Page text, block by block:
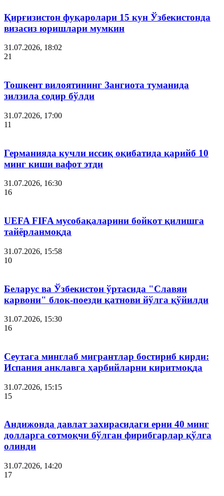
Қирғизистон фуқаролари 15 кун Ўзбекистонда
визасиз юришлари мумкин
31.07.2026, 18:02
21
Тошкент вилоятининг Зангиота туманида
зилзила содир бўлди
31.07.2026, 17:00
11
Германияда кучли иссиқ оқибатида қарийб 10
минг киши вафот этди
31.07.2026, 16:30
16
UEFA FIFA мусобақаларини бойкот қилишга
тайёрланмоқда
31.07.2026, 15:58
10
Беларус ва Ўзбекистон ўртасида "Славян
карвони" блок-поезди қатнови йўлга қўйилди
31.07.2026, 15:30
16
Сеутага минглаб мигрантлар бостириб кирди:
Испания анклавга ҳарбийларни киритмоқда
31.07.2026, 15:15
15
Андижонда давлат захирасидаги ерни 40 минг
долларга сотмоқчи бўлган фирибгарлар қўлга
олинди
31.07.2026, 14:20
17